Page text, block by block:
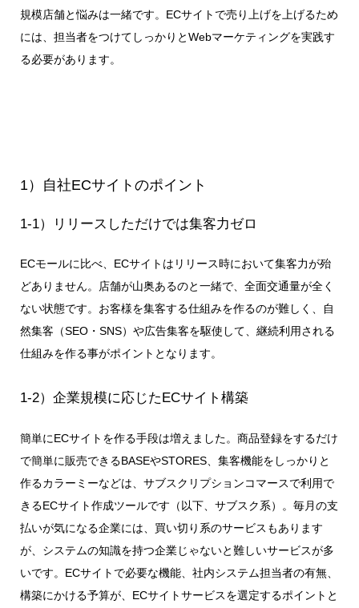
規模店舗と悩みは一緒です。ECサイトで売り上げを上げるため
には、担当者をつけてしっかりとWebマーケティングを実践す
る必要があります。
1）自社ECサイトのポイント
1-1）リリースしただけでは集客力ゼロ
ECモールに比べ、ECサイトはリリース時において集客力が殆
どありません。店舗が山奥あるのと一緒で、全面交通量が全く
ない状態です。お客様を集客する仕組みを作るのが難しく、自
然集客（SEO・SNS）や広告集客を駆使して、継続利用される
仕組みを作る事がポイントとなります。
1-2）企業規模に応じたECサイト構築
簡単にECサイトを作る手段は増えました。商品登録をするだけ
で簡単に販売できるBASEやSTORES、集客機能をしっかりと
作るカラーミーなどは、サブスクリプションコマースで利用で
きるECサイト作成ツールです（以下、サブスク系）。毎月の支
払いが気になる企業には、買い切り系のサービスもあります
が、システムの知識を持つ企業じゃないと難しいサービスが多
いです。ECサイトで必要な機能、社内システム担当者の有無、
構築にかける予算が、ECサイトサービスを選定するポイントと